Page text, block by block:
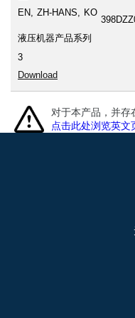
EN
ZH-HANS KO
液压机器产品系列
3
Download
对于本产品，并存
点击此处浏览英文